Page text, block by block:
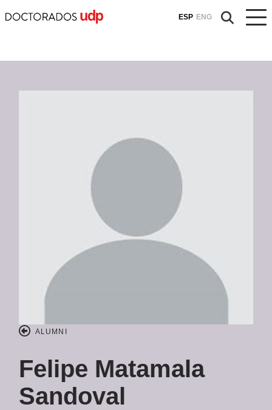
ESP ENG
ALUMNI
Felipe Matamala
Sandoval